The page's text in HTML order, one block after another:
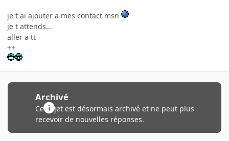
je t ai ajouter a mes contact msn
je t attends...
aller a tt
++
Archivé
Ce sujet est désormais archivé et ne peut plus
recevoir de nouvelles réponses.